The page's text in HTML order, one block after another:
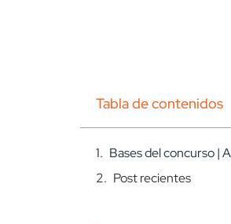
Tabla de contenidos
Bases del concurso |
Post recientes